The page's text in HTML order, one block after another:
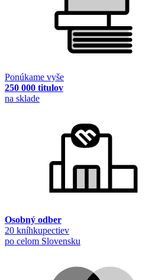
Ponúkame vyše
250 000 titulov
na sklade
Osobný odber
20 kníhkupectiev
po celom Slovensku